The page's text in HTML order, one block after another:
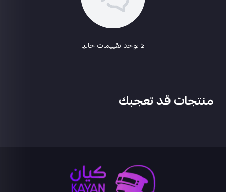
لا توجد تقييمات حاليا
منتجات قد تعجبك